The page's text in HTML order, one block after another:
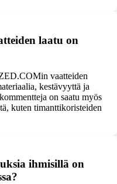
laatu on
vaatteiden
kestävyyttä ja
on saatu myös
kuten timanttikoristeiden
ihmisillä on